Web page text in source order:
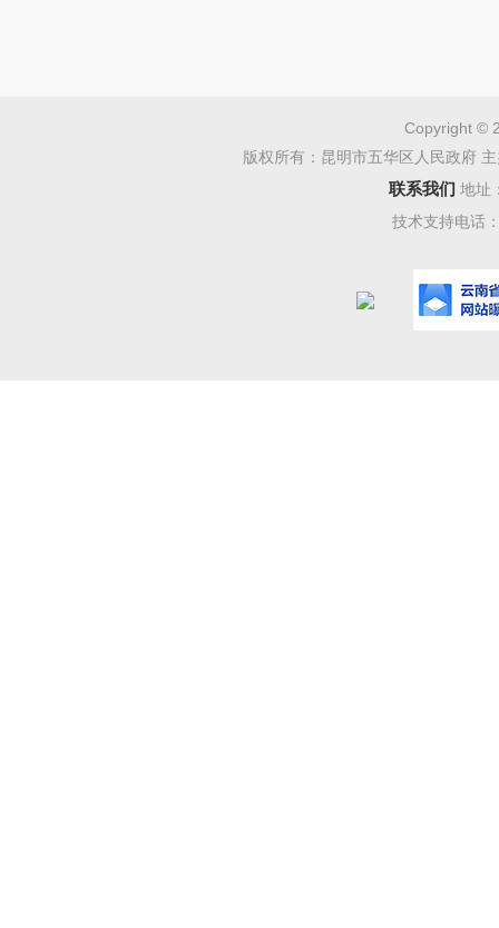
Copyright ©
版权所有：昆明市五华区人民政府
联系我们 地址
技术支持电话